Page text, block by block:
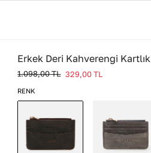
Erkek Deri Kahverengi Kartlık
1.098,00TL 329,00 TL
RENK